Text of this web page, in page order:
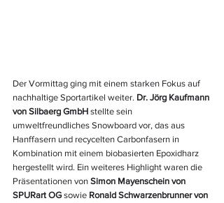
Der Vormittag ging mit einem starken Fokus auf
nachhaltige Sportartikel weiter. Dr. Jörg Kaufmann
von Silbaerg GmbH stellte sein
umweltfreundliches Snowboard vor, das aus
Hanffasern und recycelten Carbonfasern in
Kombination mit einem biobasierten Epoxidharz
hergestellt wird. Ein weiteres Highlight waren die
Präsentationen von Simon Mayenschein von
SPURart OG sowie Ronald Schwarzenbrunner von